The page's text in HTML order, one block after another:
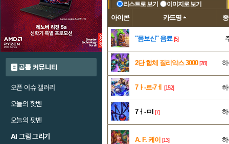
공통 커뮤니티
오픈 이슈 갤러리
오늘의 핫벤
오늘의 팟벤
AI 그림 그리기
리스트로 보기 이미지로 보기
아이콘 카드명
"몸보신" 음료 [5]
2단 합체 질리악스 3000 [28]
7ㅏ-르-7ㅔ [152]
7ㅓ-ㅁI [7]
A. F. 케이 [13]